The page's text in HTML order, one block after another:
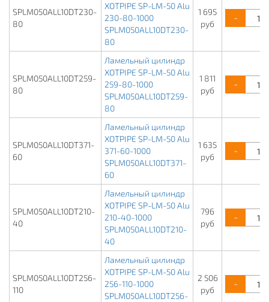
SPLM050ALL10DT230-
80
XOTPIPE SP-LM-50 Alu
230-80-1000
SPLM050ALL10DT230-
80
1 695
руб
-
SPLM050ALL10DT259-
80
Ламельный цилиндр
XOTPIPE SP-LM-50 Alu
259-80-1000
SPLM050ALL10DT259-
80
1 811
руб
-
SPLM050ALL10DT371-
60
Ламельный цилиндр
XOTPIPE SP-LM-50 Alu
371-60-1000
SPLM050ALL10DT371-
60
1 635
руб
-
SPLM050ALL10DT210-
40
Ламельный цилиндр
XOTPIPE SP-LM-50 Alu
210-40-1000
SPLM050ALL10DT210-
40
796
руб
-
SPLM050ALL10DT256-
110
Ламельный цилиндр
XOTPIPE SP-LM-50 Alu
256-110-1000
SPLM050ALL10DT256-
2 506
руб
-